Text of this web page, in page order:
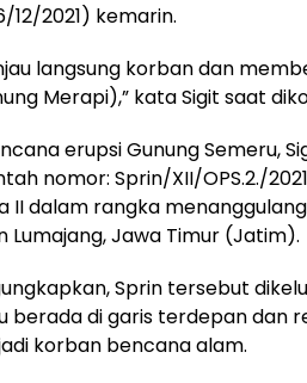
12/2021) kemarin.
langsung korban dan
Merapi),” kata Sigit saat
erupsi Gunung Semeru,
nomor: Sprin/XII/OPS.2./
II dalam rangka
Lumajang, Jawa Timur (Jatim).
Sprin tersebut
berada di garis terdepan dan
korban bencana alam.